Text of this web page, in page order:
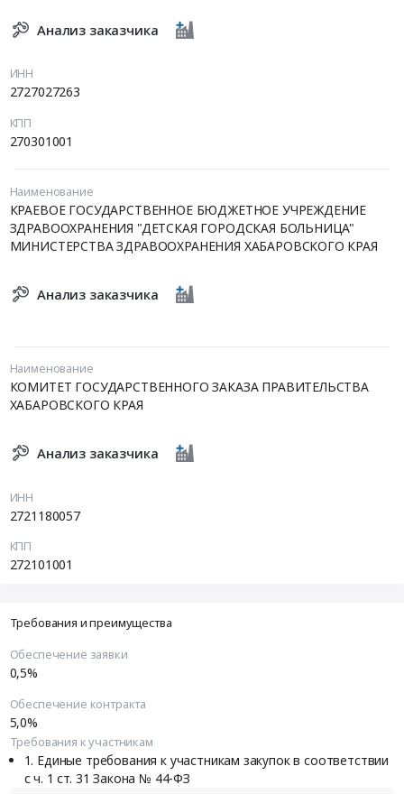
Анализ заказчика
ИНН
2727027263
КПП
270301001
Наименование
КРАЕВОЕ ГОСУДАРСТВЕННОЕ БЮДЖЕТНОЕ УЧРЕЖДЕНИЕ
ЗДРАВООХРАНЕНИЯ "ДЕТСКАЯ ГОРОДСКАЯ БОЛЬНИЦА"
МИНИСТЕРСТВА ЗДРАВООХРАНЕНИЯ ХАБАРОВСКОГО КРАЯ
Анализ заказчика
Наименование
КОМИТЕТ ГОСУДАРСТВЕННОГО ЗАКАЗА ПРАВИТЕЛЬСТВА
ХАБАРОВСКОГО КРАЯ
Анализ заказчика
ИНН
2721180057
КПП
272101001
Требования и преимущества
Обеспечение заявки
0,5%
Обеспечение контракта
5,0%
Требования к участникам
Единые требования к участникам закупок в соответствии
с ч. 1 ст. 31 Закона № 44-ФЗ